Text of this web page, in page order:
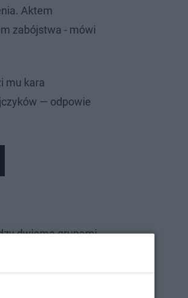
Aktem
zabójstwa - mówi
mu kara
— odpowie
dwiema grupami
się
ugodzony
Policjanci